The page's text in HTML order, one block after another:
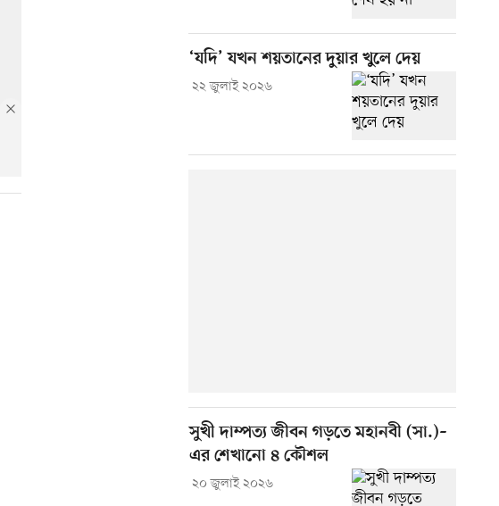
‘যদি’ যখন শয়তানের দুয়ার খুলে দেয়
২২ জুলাই ২০২৬
সুখী দাম্পত্য জীবন গড়তে মহানবী (সা.)–
এর শেখানো ৪ কৌশল
২০ জুলাই ২০২৬